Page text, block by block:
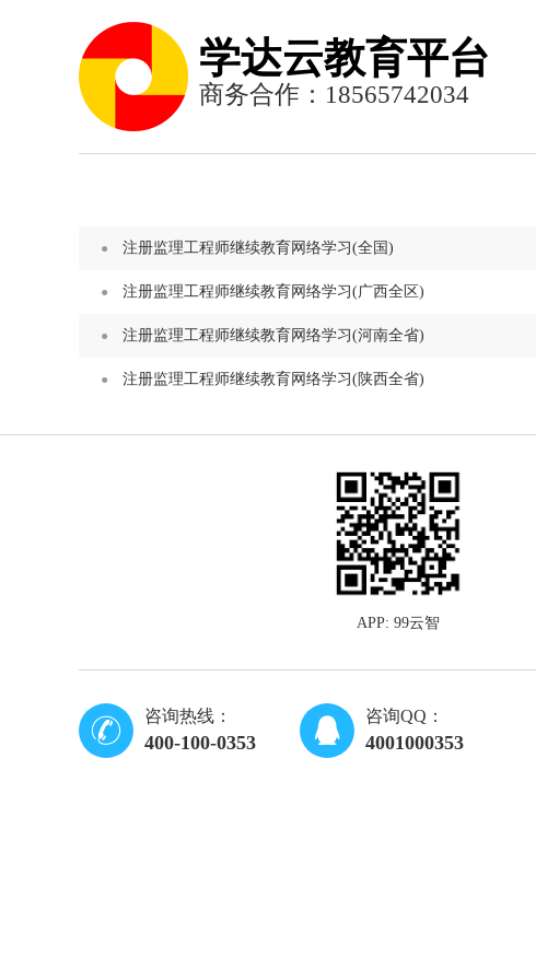
学达云教育平台
商务合作：18565742034
注册监理工程师继续教育网络学习(全国)
注册监理工程师继续教育网络学习(广西全区)
注册监理工程师继续教育网络学习(河南全省)
注册监理工程师继续教育网络学习(陕西全省)
APP: 99云智
咨询热线：
400-100-0353
咨询QQ：
4001000353